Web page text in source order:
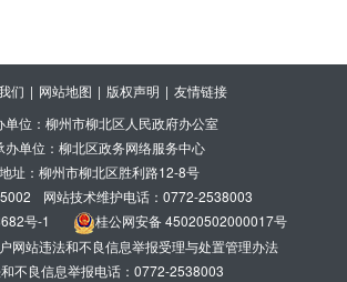
们 | 网站地图 | 版权声明 | 友情链接
单位：柳州市柳北区人民政府办公室
办单位：柳北区政务网络服务中心
地址：柳州市柳北区胜利路12-8号
网站技术维护电话：0772-2538003
号-1
桂公网安备 45020502000017号
网站违法和不良信息举报受理与处置管理办法
不良信息举报电话：0772-2538003